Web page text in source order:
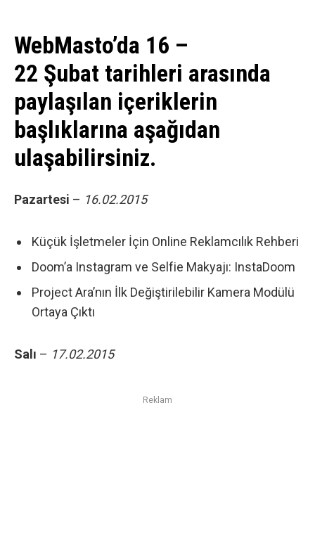
WebMasto’da 16 –
22 Şubat tarihleri arasında
paylaşılan içeriklerin
başlıklarına aşağıdan
ulaşabilirsiniz.
Pazartesi – 16.02.2015
Küçük İşletmeler İçin Online Reklamcılık Rehberi
Doom’a Instagram ve Selfie Makyajı: InstaDoom
Project Ara’nın İlk Değiştirilebilir Kamera Modülü
Ortaya Çıktı
Salı – 17.02.2015
Reklam